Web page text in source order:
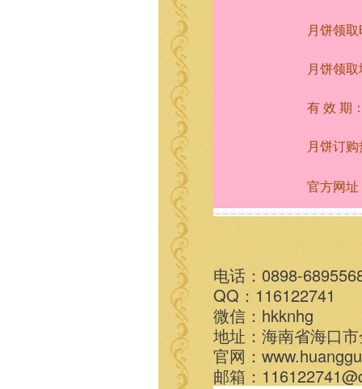
月饼领
月饼领
有 效 期
月饼订购
官方网址
电话：0898-
QQ：116122741
微信：hkknhg
地址：海南省海口
官网：
邮箱：